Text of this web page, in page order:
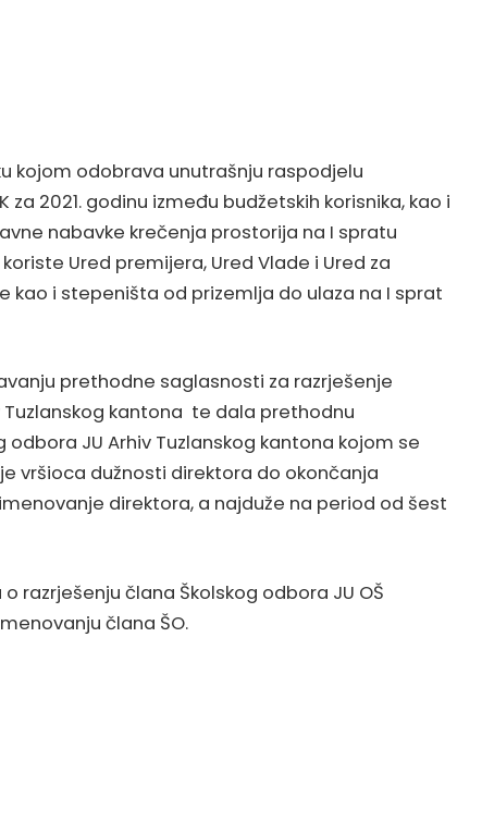
kojom odobrava unutrašnju raspodjelu
za 2021. godinu između budžetskih korisnika, kao i
nabavke krečenja prostorija na I spratu
Ured premijera, Ured Vlade i Ured za
kao i stepeništa od prizemlja do ulaza na I sprat
prethodne saglasnosti za razrješenje
kantona te dala prethodnu
JU Arhiv Tuzlanskog kantona kojom se
vršioca dužnosti direktora do okončanja
direktora, a najduže na period od šest
razrješenju člana Školskog odbora JU OŠ
člana ŠO.